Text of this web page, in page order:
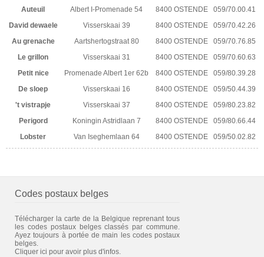
Auteuil
Albert I-Promenade 54 8400 OSTENDE
059/70.00.41
David dewaele
Visserskaai 39 8400 OSTENDE
059/70.42.26
Au grenache
Aartshertogstraat 80 8400 OSTENDE
059/70.76.85
Le grillon
Visserskaai 31 8400 OSTENDE
059/70.60.63
Petit nice
Promenade Albert 1er 62b 8400 OSTENDE
059/80.39.28
De sloep
Visserskaai 16 8400 OSTENDE
059/50.44.39
't vistrapje
Visserskaai 37 8400 OSTENDE
059/80.23.82
Perigord
Koningin Astridlaan 7 8400 OSTENDE
059/80.66.44
Lobster
Van Iseghemlaan 64 8400 OSTENDE 059/50.02.82
Codes postaux belges
Télécharger la carte de la Belgique reprenant tous
les codes postaux belges classés par commune.
Ayez toujours à portée de main les codes postaux
belges.
Cliquer ici pour avoir plus d'infos.